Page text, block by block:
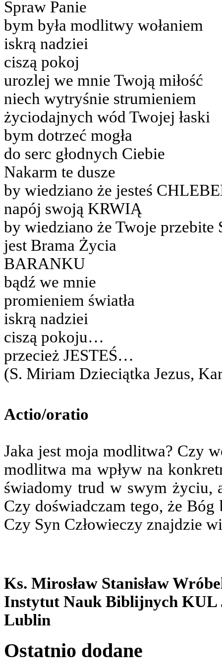
Spraw Panie
bym była modlitwy wołaniem
iskrą nadziei
ciszą pokoj
urozlej we mnie Twoją miłość
niech wytryśnie strumieniem
życiodajnych wód Twojej łaski
bym dotrzeć mogła
do serc głodnych Ciebie
Nakarm te dusze
by wiedziano że jesteś
napój swoją KRWIĄ
by wiedziano że Twoje przebite
jest Brama Życia
BARANKU
bądź we mnie
promieniem światła
iskrą nadziei
ciszą pokoju…
przecież JESTEŚ…
(S. Miriam Dzieciątka Jezus,
Actio/oratio
Jaka jest moja modlitwa? Czy
modlitwa ma wpływ na
świadomy trud w swym życiu,
Czy doświadczam tego, że
Czy Syn Człowieczy znajdzie
Ks. Mirosław Stanisław
Instytut Nauk Biblijnych KUL
Lublin
Ostatnio dodane